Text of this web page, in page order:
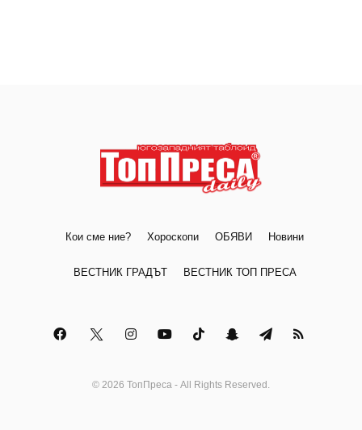
Кои сме ние? Хороскопи ОБЯВИ Новини
ВЕСТНИК ГРАДЪТ ВЕСТНИК ТОП ПРЕСА
© 2026 ТопПреса - All Rights Reserved.